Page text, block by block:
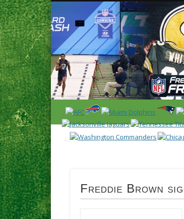
News en français sur la NFL et le Football
ACCUEIL NEWS SAISON 2025
Freddie Brown